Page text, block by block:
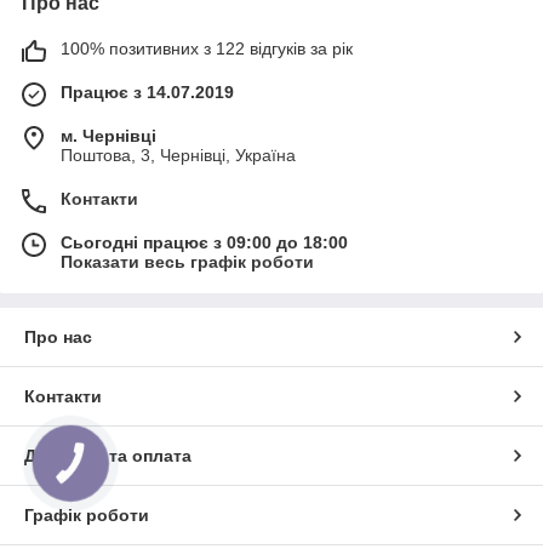
100% позитивних з 122 відгуків за рік
Працює з 14.07.2019
м. Чернівці
Поштова, 3, Чернівці, Україна
Контакти
Сьогодні працює з 09:00 до 18:00
Показати весь графік роботи
Про нас
Контакти
Доставка та оплата
Графік роботи
КНОПКА
ЗВ'ЯЗКУ